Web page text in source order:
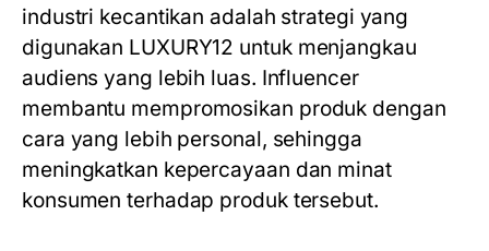
industri kecantikan adalah strategi yang
digunakan LUXURY12 untuk menjangkau
audiens yang lebih luas. Influencer
membantu mempromosikan produk dengan
cara yang lebih personal, sehingga
meningkatkan kepercayaan dan minat
konsumen terhadap produk tersebut.